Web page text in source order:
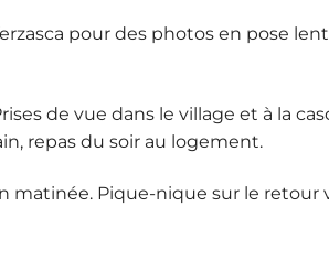
pour des photos en pose
de vue dans le village et à la
repas du soir au logement.
Pique-nique sur le retour